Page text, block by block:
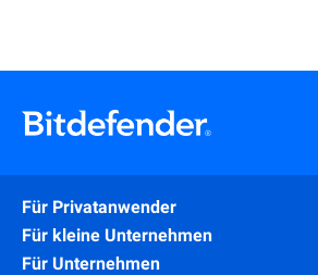
Für Privatanwender
Für kleine Unternehmen
Für Unternehmen